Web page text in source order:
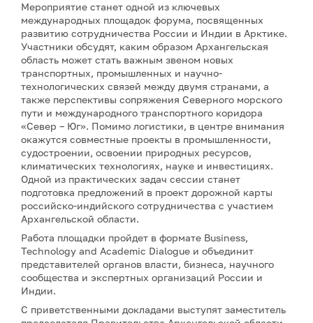
Мероприятие станет одной из ключевых
международных площадок форума, посвященных
развитию сотрудничества России и Индии в Арктике.
Участники обсудят, каким образом Архангельская
область может стать важным звеном новых
транспортных, промышленных и научно-
технологических связей между двумя странами, а
также перспективы сопряжения Северного морского
пути и международного транспортного коридора
«Север – Юг». Помимо логистики, в центре внимания
окажутся совместные проекты в промышленности,
судостроении, освоении природных ресурсов,
климатических технологиях, науке и инвестициях.
Одной из практических задач сессии станет
подготовка предложений в проект дорожной карты
российско-индийского сотрудничества с участием
Архангельской области.
Работа площадки пройдет в формате Business,
Technology and Academic Dialogue и объединит
представителей органов власти, бизнеса, научного
сообщества и экспертных организаций России и
Индии.
С приветственными докладами выступят заместитель